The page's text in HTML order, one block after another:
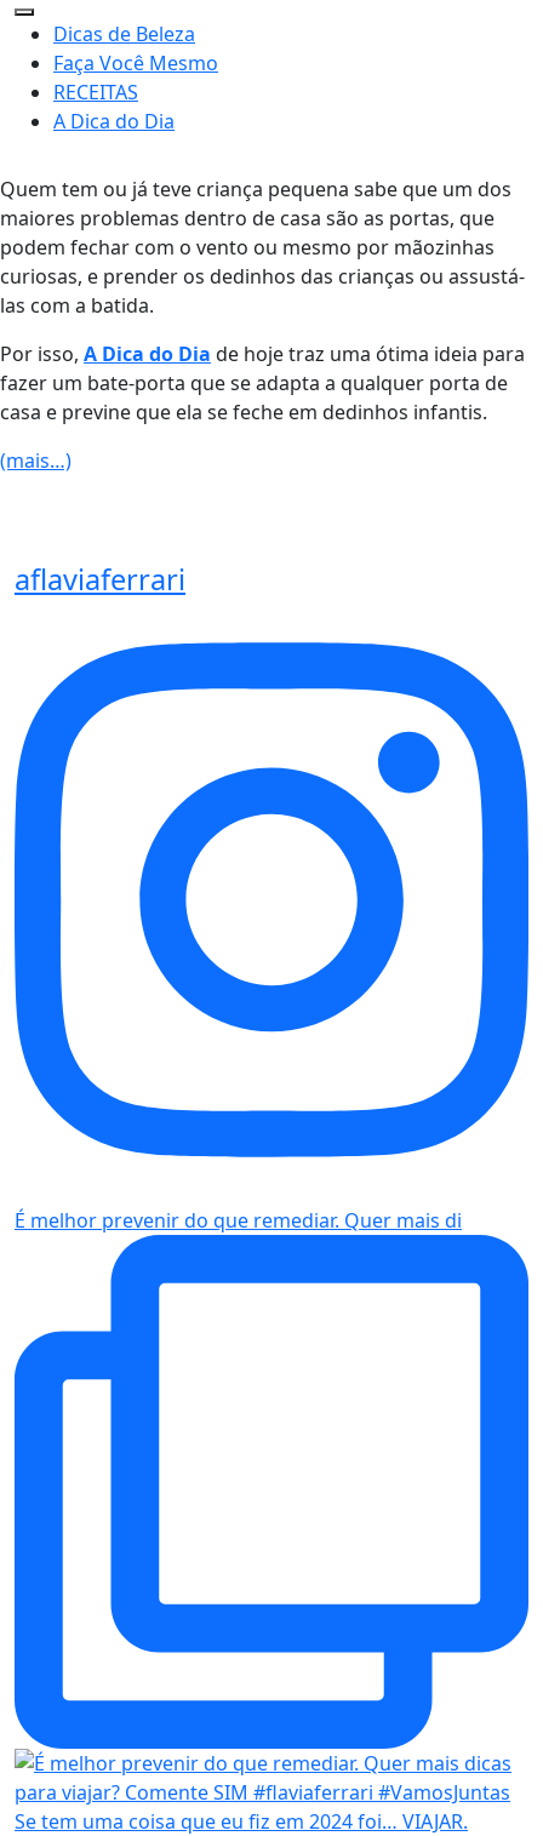
Dicas de Beleza
Faça Você Mesmo
RECEITAS
A Dica do Dia
Quem tem ou já teve criança pequena sabe que um dos
maiores problemas dentro de casa são as portas, que
podem fechar com o vento ou mesmo por mãozinhas
curiosas, e prender os dedinhos das crianças ou assustá-
las com a batida.
Por isso, A Dica do Dia de hoje traz uma ótima ideia para
fazer um bate-porta que se adapta a qualquer porta de
casa e previne que ela se feche em dedinhos infantis.
(mais…)
aflaviaferrari
É melhor prevenir do que remediar. Quer mais di
Se tem uma coisa que eu fiz em 2024 foi… VIAJAR.